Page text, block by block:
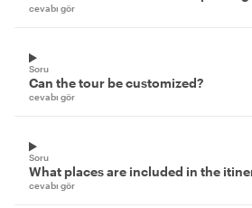
cevabı gör
Soru
Can the tour be customized?
cevabı gör
Soru
What places are included in the
cevabı gör